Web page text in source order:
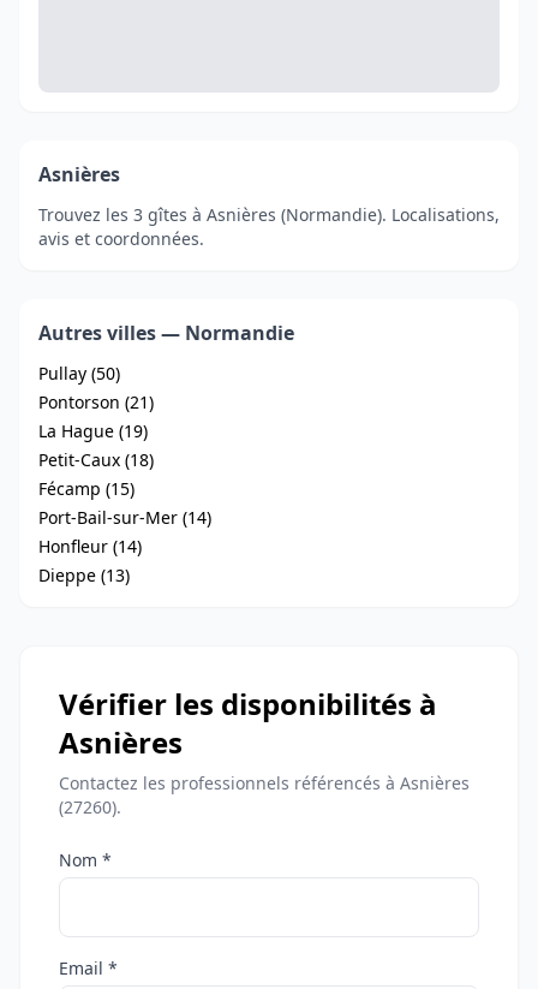
Asnières
Trouvez les 3 gîtes à Asnières (Normandie). Localisations,
avis et coordonnées.
Autres villes — Normandie
Pullay (50)
Pontorson (21)
La Hague (19)
Petit-Caux (18)
Fécamp (15)
Port-Bail-sur-Mer (14)
Honfleur (14)
Dieppe (13)
Vérifier les disponibilités à
Asnières
Contactez les professionnels référencés à Asnières
(27260).
Nom *
Email *